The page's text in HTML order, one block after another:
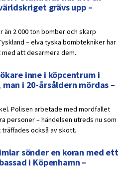
grävs upp –
2 000 ton bomber och skarp
– elva tyska bombtekniker har
att desarmera dem.
inne i köpcentrum i
i 20-årsåldern mördas –
Polisen arbetade med mordfallet
personer – händelsen utreds nu som
också av skott.
sönder en koran med ett
i Köpenhamn –